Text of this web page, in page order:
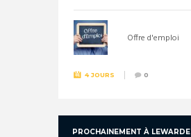
Offre d'emploi
4 JOURS 0
PROCHAINEMENT À LEWARDE